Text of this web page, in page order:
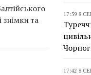
знімки та
17:59 8
17:42 8